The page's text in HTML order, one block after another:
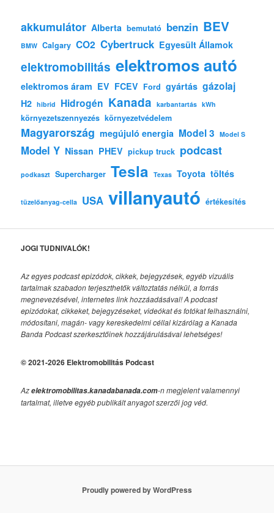
akkumulátor Alberta bemutató benzin BEV
BMW Calgary CO2 Cybertruck Egyesült Államok
elektromobilitás elektromos autó
elektromos áram EV FCEV Ford gyártás gázolaj
H2 hibrid Hidrogén Kanada karbantartás kWh
környezetszennyezés környezetvédelem
Magyarország megújuló energia Model 3 Model S
Model Y Nissan PHEV pickup truck podcast
podkaszt Supercharger Tesla Texas Toyota töltés
tüzelőanyag-cella USA villanyautó értékesítés
JOGI TUDNIVALÓK!
Az egyes podcast epizódok, cikkek, bejegyzések, egyéb vizuális
tartalmak szabadon terjeszthetők változtatás nélkül, a forrás
megnevezésével, internetes link hozzáadásával!A podcast
epizódokat, cikkeket, bejegyzéseket, videókat és fotókat felhasználni,
módosítani, magán- vagy kereskedelmi céllal kizárólag a Kanada
Banda Podcast szerkesztőinek hozzájárulásával lehetséges!
© 2021-2026 Elektromobilitás Podcast
Azelektromobilitas.kanadabanada.com-n megjelent valamennyi
tartalmat, illetve egyéb publikált anyagot szerzői jog véd.
Proudly powered by WordPress